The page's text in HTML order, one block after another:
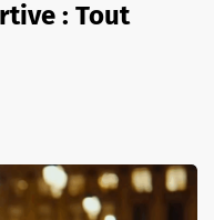
: Tout